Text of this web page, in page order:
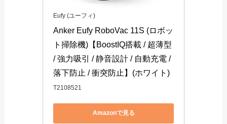
Eufy (ユーフィ)
Anker Eufy RoboVac 11S (ロボッ
ト掃除機)【BoostIQ搭載 / 超薄型
/ 強力吸引 / 静音設計 / 自動充電 /
落下防止 / 衝突防止】(ホワイト)
T2108521
Amazonで見る